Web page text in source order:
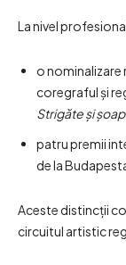
La nivel
o nominalizare
coregraful și
Strigăte și
patru premii
de la
Aceste distincții
circuitul artistic